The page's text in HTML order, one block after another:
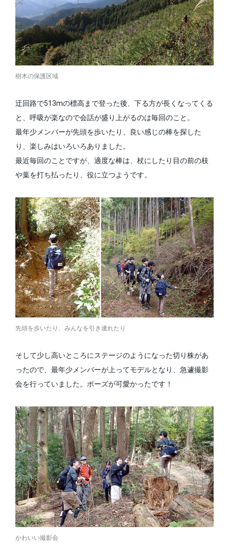
樹木の保護区域
迂回路で513mの標高まで登った後、下る方が長くなってくる
と、呼吸が楽なので会話が盛り上がるのは毎回のこと。
最年少メンバーが先頭を歩いたり、良い感じの棒を探した
り、楽しみはいろいろありました。
最近毎回のことですが、適度な棒は、杖にしたり目の前の枝
や葉を打ち払ったり、役に立つようです。
先頭を歩いたり、みんなを引き連れたり
そして少し高いところにステージのようになった切り株があ
ったので、最年少メンバーが上ってモデルとなり、急遽撮影
会を行っていました。ポーズが可愛かったです！
かわいい撮影会